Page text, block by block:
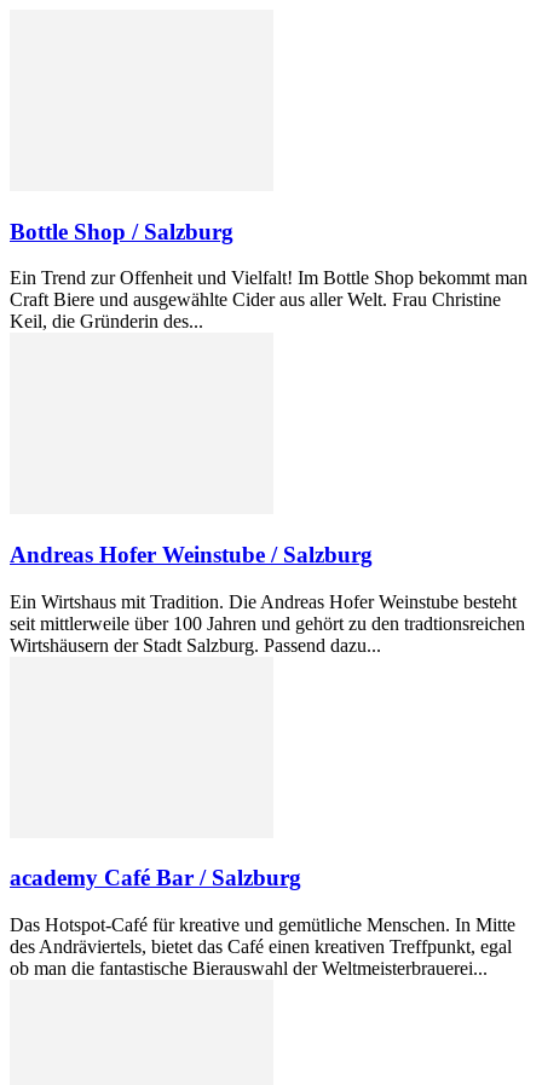
Bottle Shop / Salzburg
Ein Trend zur Offenheit und Vielfalt! Im Bottle Shop bekommt man
Craft Biere und ausgewählte Cider aus aller Welt. Frau Christine
Keil, die Gründerin des...
Andreas Hofer Weinstube / Salzburg
Ein Wirtshaus mit Tradition. Die Andreas Hofer Weinstube besteht
seit mittlerweile über 100 Jahren und gehört zu den tradtionsreichen
Wirtshäusern der Stadt Salzburg. Passend dazu...
academy Café Bar / Salzburg
Das Hotspot-Café für kreative und gemütliche Menschen. In Mitte
des Andräviertels, bietet das Café einen kreativen Treffpunkt, egal
ob man die fantastische Bierauswahl der Weltmeisterbrauerei...